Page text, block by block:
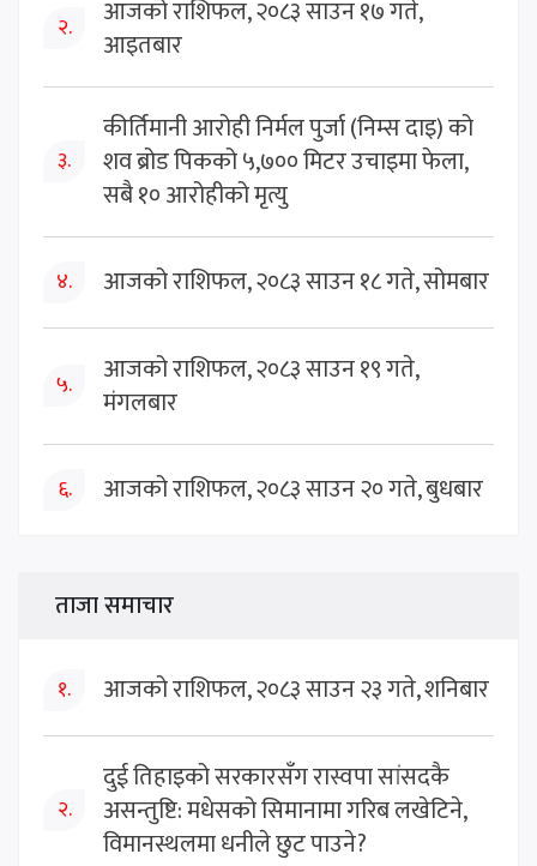
२.
आजको राशिफल, २०८३ साउन १७ गते,
आइतबार
३.
कीर्तिमानी आरोही निर्मल पुर्जा (निम्स दाइ) को
शव ब्रोड पिकको ५,७०० मिटर उचाइमा फेला,
सबै १० आरोहीको मृत्यु
४. आजको राशिफल, २०८३ साउन १८ गते, सोमबार
५.
आजको राशिफल, २०८३ साउन १९ गते,
मंगलबार
६. आजको राशिफल, २०८३ साउन २० गते, बुधबार
ताजा समाचार
१. आजको राशिफल, २०८३ साउन २३ गते, शनिबार
२.
दुई तिहाइको सरकारसँग रास्वपा सांसदकै
असन्तुष्टि: मधेसको सिमानामा गरिब लखेटिने,
विमानस्थलमा धनीले छुट पाउने?